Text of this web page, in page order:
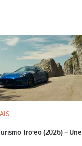
Trofeo (2026) – Une